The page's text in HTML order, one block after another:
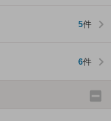
5件
6件